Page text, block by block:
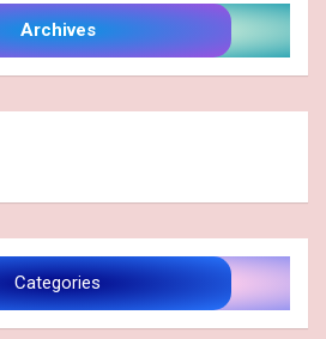
Archives
Categories